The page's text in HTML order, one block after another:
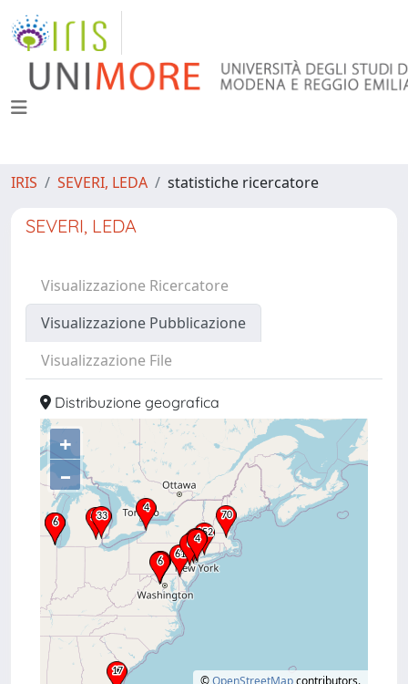
IRIS SEVERI, LEDA statistiche ricercatore
SEVERI, LEDA
Visualizzazione Ricercatore
Visualizzazione Pubblicazione
Visualizzazione File
Distribuzione geografica
+
–
©OpenStreetMapcontributors.